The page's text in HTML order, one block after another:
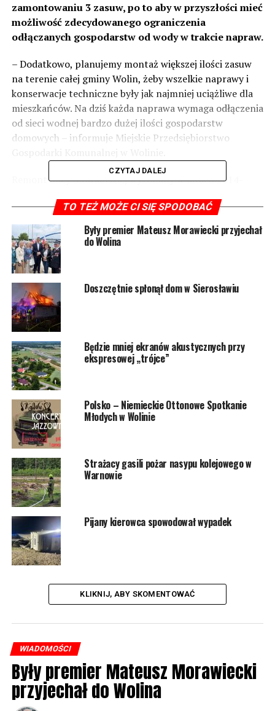
zamontowaniu 3 zasuw, po to aby w przyszłości mieć
możliwość zdecydowanego ograniczenia
odłączanych gospodarstw od wody w trakcie napraw.
– Dodatkowo, planujemy montaż większej ilości zasuw
na terenie całej gminy Wolin, żeby wszelkie naprawy i
konserwacje techniczne były jak najmniej uciążliwe dla
mieszkańców. Na dziś każda naprawa wymaga odłączenia
od sieci wodnej bardzo dużej ilości gospodarstw
domowych – informuje Miejskie Przedsiębiorstwo
Remont ulicy Słowiańskiej wykonany w latach 2014-
wodociągowej. Z punktu widzenia logiki inwestycyjnej
podjęta wówczas decyzja jest niezrozumiała, ponieważ
wykonany remont objął położenie nowej nakładki
asfaltowej. Przestarzała i wymagająca już wtedy
wymiany infrastruktura nie została wymieniona, a
jedynie przykryta nową warstwą asfaltu.
Źródło: MPGK w Wolinie
4978 odsłon
POWIĄZANE TEMATY:
NASTĘPNY
Animalsi uratowali psy z Wiejkowa
NIE PRZEGAP
Zmarł ks. Tomasz Kuryłowicz
CZYTAJ DALEJ
TO TEŻ MOŻE CI SIĘ SPODOBAĆ
Były premier Mateusz Morawiecki przyjechał
do Wolina
Doszczętnie spłonął dom w Sierosławiu
Będzie mniej ekranów akustycznych przy
ekspresowej „trójce”
Polsko – Niemieckie Ottonowe Spotkanie
Młodych w Wolinie
Strażacy gasili pożar nasypu kolejowego w
Warnowie
Pijany kierowca spowodował wypadek
KLIKNIJ, ABY SKOMENTOWAĆ
WIADOMOŚCI
Były premier Mateusz Morawiecki
przyjechał do Wolina